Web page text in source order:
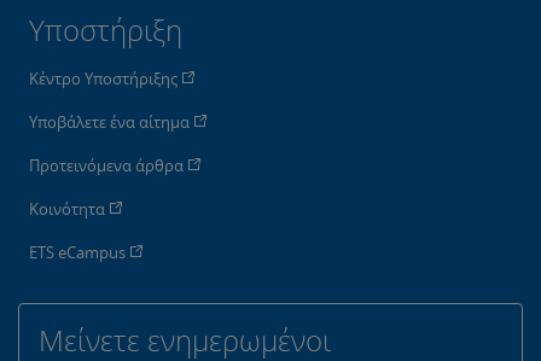
Υποστήριξη
Κέντρο Υποστήριξης
Υποβάλετε ένα αίτημα
Προτεινόμενα άρθρα
Κοινότητα
ETS eCampus
Μείνετε ενημερωμένοι